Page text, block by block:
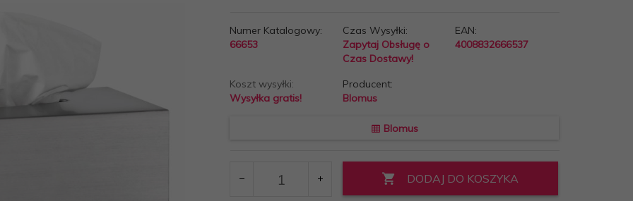
Numer Katalogowy:
66653
Czas Wysyłki:
Zapytaj Obsługę o
Czas Dostawy!
EAN:
4008832666537
Koszt wysyłki:
Wysyłka gratis!
Producent:
Blomus
Blomus
DODAJ DO KOSZYKA